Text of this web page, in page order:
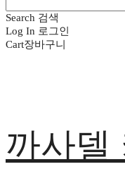
Search 검색
Log In 로그인
Cart장바구니
까사델